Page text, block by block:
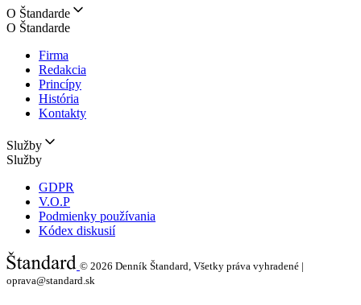
O Štandarde
O Štandarde
Firma
Redakcia
Princípy
História
Kontakty
Služby
Služby
GDPR
V.O.P
Podmienky používania
Kódex diskusií
© 2026 Denník Štandard, Všetky práva vyhradené |
oprava@standard.sk